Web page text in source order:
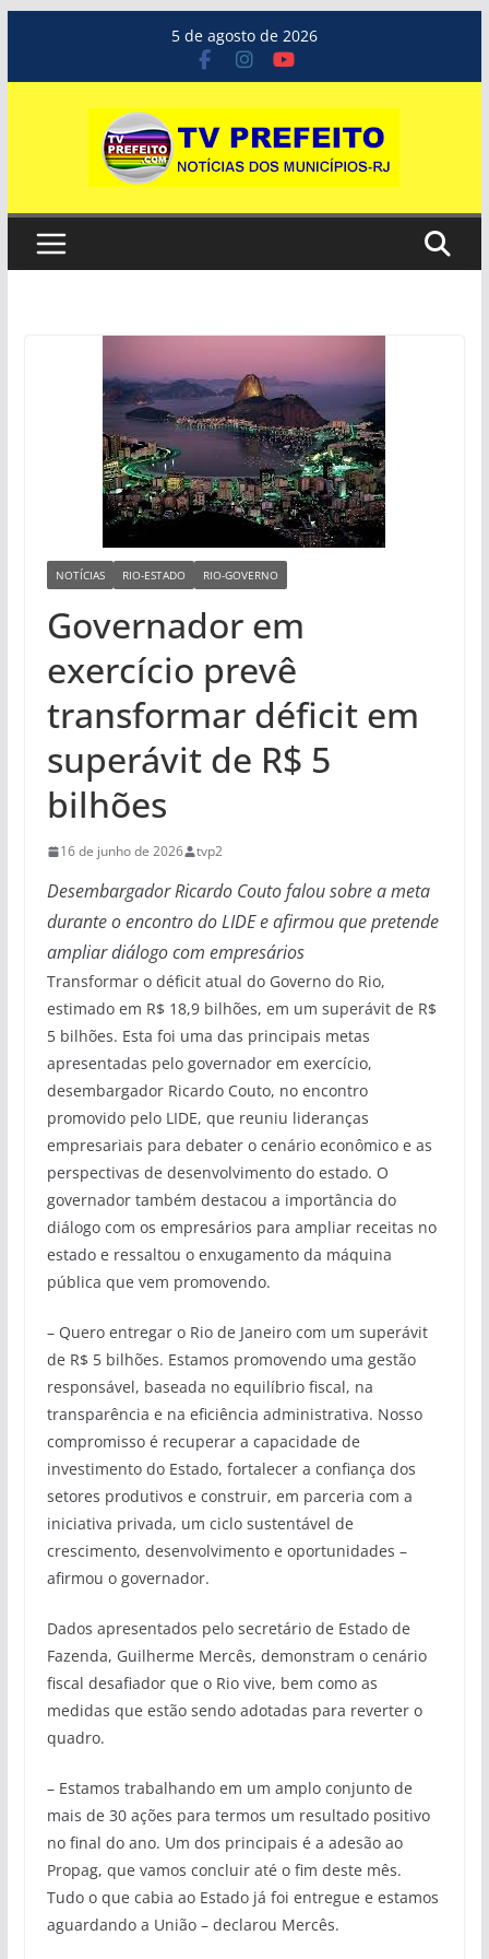
o
5 de agosto de 2026
NOTÍCIAS RIO-ESTADO RIO-GOVERNO
Governador em
exercício prevê
transformar déficit em
superávit de R$ 5
bilhões
16 de junho de 2026 tvp2
Desembargador Ricardo Couto falou sobre a meta
durante o encontro do LIDE e afirmou que pretende
ampliar diálogo com empresários
Transformar o déficit atual do Governo do Rio,
estimado em R$ 18,9 bilhões, em um superávit de R$
5 bilhões. Esta foi uma das principais metas
apresentadas pelo governador em exercício,
desembargador Ricardo Couto, no encontro
promovido pelo LIDE, que reuniu lideranças
empresariais para debater o cenário econômico e as
perspectivas de desenvolvimento do estado. O
governador também destacou a importância do
diálogo com os empresários para ampliar receitas no
estado e ressaltou o enxugamento da máquina
pública que vem promovendo.
– Quero entregar o Rio de Janeiro com um superávit
de R$ 5 bilhões. Estamos promovendo uma gestão
responsável, baseada no equilíbrio fiscal, na
transparência e na eficiência administrativa. Nosso
compromisso é recuperar a capacidade de
investimento do Estado, fortalecer a confiança dos
setores produtivos e construir, em parceria com a
iniciativa privada, um ciclo sustentável de
crescimento, desenvolvimento e oportunidades –
afirmou o governador.
Dados apresentados pelo secretário de Estado de
Fazenda, Guilherme Mercês, demonstram o cenário
fiscal desafiador que o Rio vive, bem como as
medidas que estão sendo adotadas para reverter o
quadro.
– Estamos trabalhando em um amplo conjunto de
mais de 30 ações para termos um resultado positivo
no final do ano. Um dos principais é a adesão ao
Propag, que vamos concluir até o fim deste mês.
Tudo o que cabia ao Estado já foi entregue e estamos
aguardando a União – declarou Mercês.